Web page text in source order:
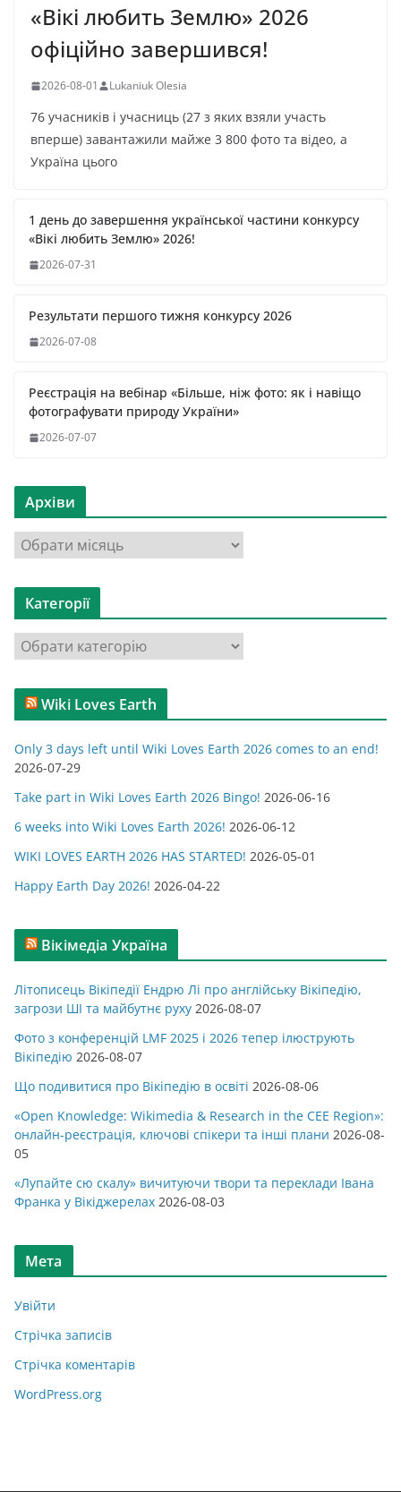
«Вікі любить Землю» 2026
офіційно завершився!
2026-08-01 Lukaniuk Olesia
76 учасників і учасниць (27 з яких взяли участь
вперше) завантажили майже 3 800 фото та відео, а
Україна цього
1 день до завершення української частини конкурсу
«Вікі любить Землю» 2026!
2026-07-31
Результати першого тижня конкурсу 2026
2026-07-08
Реєстрація на вебінар «Більше, ніж фото: як і навіщо
фотографувати природу України»
2026-07-07
Архіви
х
в
Категорії
т
о
р
ї
Wiki Loves Earth
Only 3 days left until Wiki Loves Earth 2026 comes to an end!
2026-07-29
Take part in Wiki Loves Earth 2026 Bingo! 2026-06-16
6 weeks into Wiki Loves Earth 2026! 2026-06-12
WIKI LOVES EARTH 2026 HAS STARTED! 2026-05-01
Happy Earth Day 2026! 2026-04-22
Вікімедіа Україна
Літописець Вікіпедії Ендрю Лі про англійську Вікіпедію,
загрози ШІ та майбутнє руху 2026-08-07
Фото з конференцій LMF 2025 і 2026 тепер ілюструють
Вікіпедію 2026-08-07
Що подивитися про Вікіпедію в освіті 2026-08-06
«Open Knowledge: Wikimedia & Research in the CEE Region»:
онлайн-реєстрація, ключові спікери та інші плани 2026-08-
05
«Лупайте сю скалу» вичитуючи твори та переклади Івана
Франка у Вікіджерелах 2026-08-03
Мета
Увійти
Стрічка записів
Стрічка коментарів
WordPress.org